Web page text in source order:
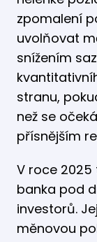
zpomalení
uvolňovat
snížením
stranu,
než se
přísnějším
V roce
banka pod
investorů.
měnovou